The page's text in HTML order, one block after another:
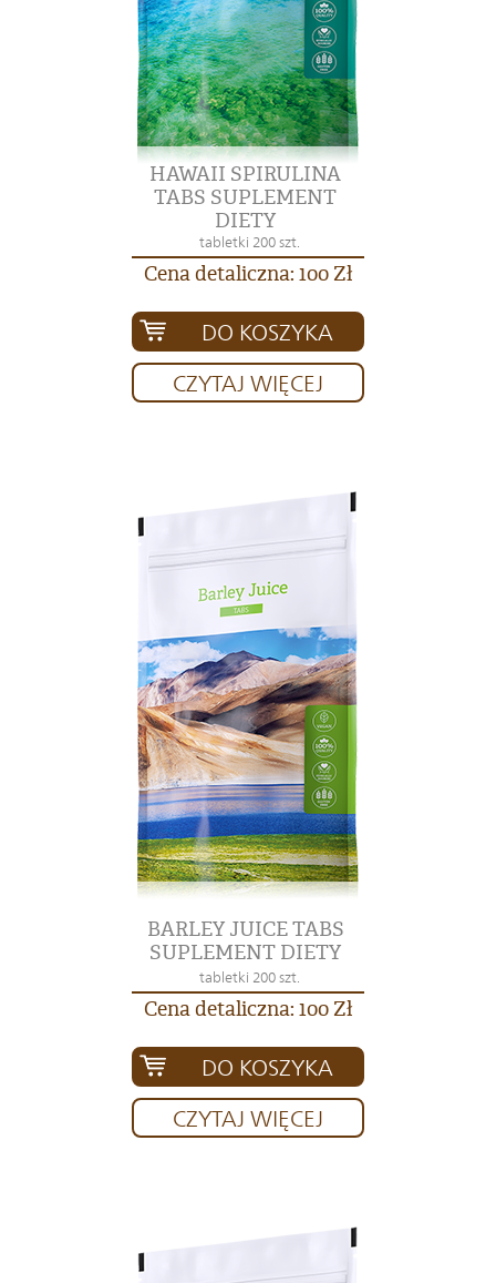
HAWAII SPIRULINA
TABS SUPLEMENT
DIETY
tabletki 200 szt.
Cena detaliczna: 100 Zł
DO KOSZYKA
CZYTAJ WIĘCEJ
BARLEY JUICE TABS
SUPLEMENT DIETY
tabletki 200 szt.
Cena detaliczna: 100 Zł
DO KOSZYKA
CZYTAJ WIĘCEJ